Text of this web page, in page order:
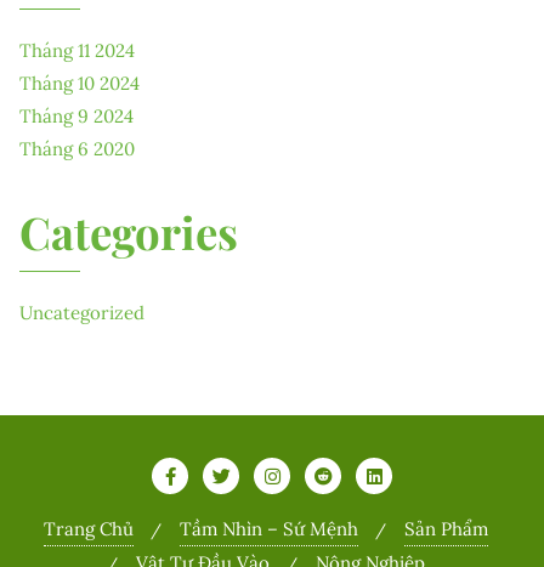
Tháng 11 2024
Tháng 10 2024
Tháng 9 2024
Tháng 6 2020
Categories
Uncategorized
Trang Chủ Tầm Nhìn – Sứ Mệnh
Sản Phẩm